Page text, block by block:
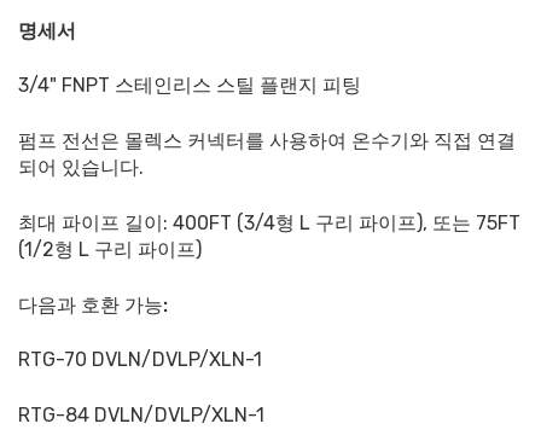
명세서
3/4" FNPT 스테인리스 스틸 플랜지 피팅
펌프 전선은 몰렉스 커넥터 를 사용하여 온수기와 직접 연결
되어 있습니다.
최대 파이프 길이: 400FT (3/4형 L 구리 파이프), 또는 75FT
(1/2형 L 구리 파이프)
다음과 호환 가능:
RTG-70 DVLN/DVLP/XLN-1
RTG-84 DVLN/DVLP/XLN-1